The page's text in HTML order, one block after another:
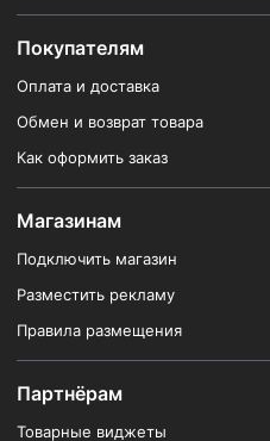
Покупателям
Оплата и доставка
Обмен и возврат товара
Как оформить заказ
Магазинам
Подключить магазин
Разместить рекламу
Правила размещения
Партнёрам
Товарные виджеты